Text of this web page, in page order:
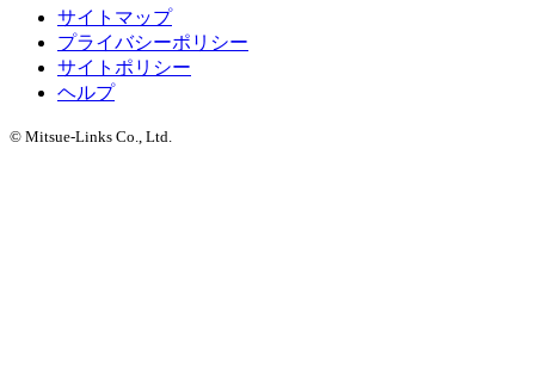
サイトマップ
プライバシーポリシー
サイトポリシー
ヘルプ
© Mitsue-Links Co., Ltd.